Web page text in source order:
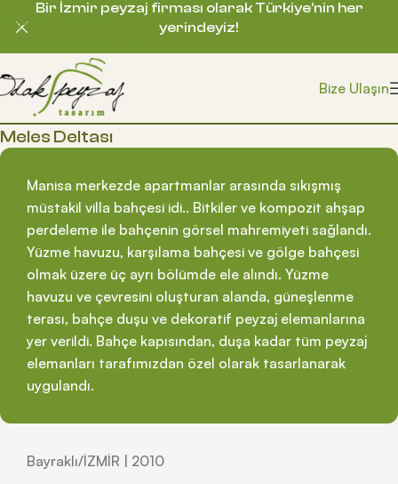
Skip to navigation
Bize Ulaşın
Meles Deltası
Manisa merkezde apartmanlar arasında sıkışmış
müstakil villa bahçesi idi.. Bitkiler ve kompozit ahşap
perdeleme ile bahçenin görsel mahremiyeti sağlandı.
Yüzme havuzu, karşılama bahçesi ve gölge bahçesi
olmak üzere üç ayrı bölümde ele alındı. Yüzme
havuzu ve çevresini oluşturan alanda, güneşlenme
terası, bahçe duşu ve dekoratif peyzaj elemanlarına
yer verildi. Bahçe kapısından, duşa kadar tüm peyzaj
elemanları tarafımızdan özel olarak tasarlanarak
uygulandı.
Bayraklı/İZMİR | 2010
Bir İzmir peyzaj firması olarak Türkiye’nin her
yerindeyiz!